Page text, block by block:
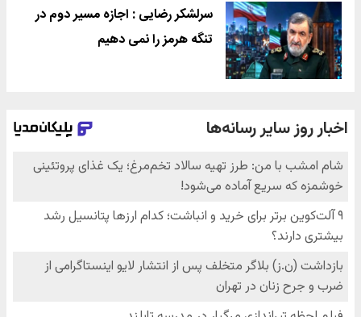
سرلشکر رضایی : اجازه مسیر دوم در
تنگه هرمز را نمی دهیم